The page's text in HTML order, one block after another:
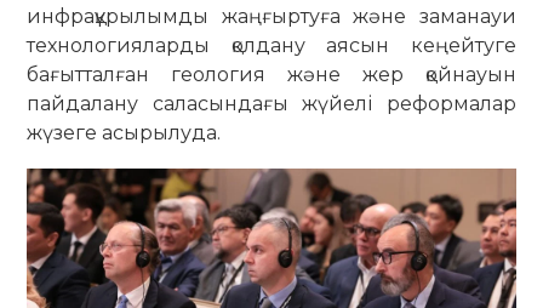
инфрақұрылымды жаңғыртуға және заманауи
технологияларды қолдану аясын кеңейтуге
бағытталған геология және жер қойнауын
пайдалану саласындағы жүйелі реформалар
жүзеге асырылуда.